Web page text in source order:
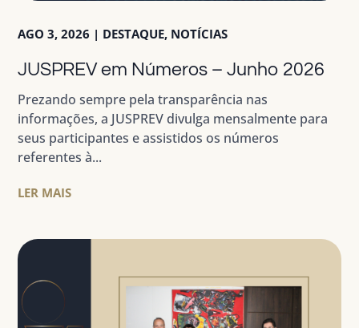
JUSPREV em Números – Junho 2026
AGO 3, 2026 | DESTAQUE, NOTÍCIAS
Prezando sempre pela transparência nas
informações, a JUSPREV divulga mensalmente para
seus participantes e assistidos os números
referentes à...
LER MAIS